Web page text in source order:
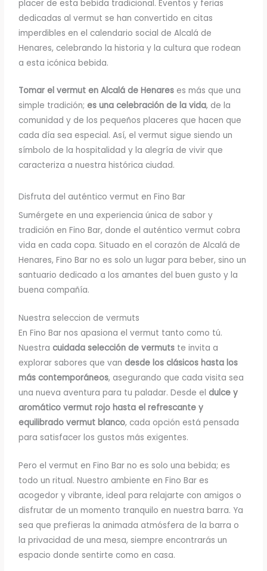
placer de esta bebida tradicional. Eventos y ferias
dedicadas al vermut se han convertido en citas
imperdibles en el calendario social de Alcalá de
Henares, celebrando la historia y la cultura que rodean
a esta icónica bebida.
Tomar el vermut en Alcalá de Henares es más que una
simple tradición; es una celebración de la vida, de la
comunidad y de los pequeños placeres que hacen que
cada día sea especial. Así, el vermut sigue siendo un
símbolo de la hospitalidad y la alegría de vivir que
caracteriza a nuestra histórica ciudad.
Disfruta del auténtico vermut en Fino Bar
Sumérgete en una experiencia única de sabor y
tradición en Fino Bar, donde el auténtico vermut cobra
vida en cada copa. Situado en el corazón de Alcalá de
Henares, Fino Bar no es solo un lugar para beber, sino un
santuario dedicado a los amantes del buen gusto y la
buena compañía.
Nuestra seleccion de vermuts
En Fino Bar nos apasiona el vermut tanto como tú.
Nuestracuidada selección de vermuts te invita a
explorar sabores que vandesde los clásicos hasta los
más contemporáneos, asegurando que cada visita sea
una nueva aventura para tu paladar. Desde eldulce y
aromático vermut rojo hasta el refrescante y
equilibrado vermut blanco, cada opción está pensada
para satisfacer los gustos más exigentes.
Pero el vermut en Fino Bar no es solo una bebida; es
todo un ritual. Nuestro ambiente en Fino Bar es
acogedor y vibrante, ideal para relajarte con amigos o
disfrutar de un momento tranquilo en nuestra barra. Ya
sea que prefieras la animada atmósfera de la barra o
la privacidad de una mesa, siempre encontrarás un
espacio donde sentirte como en casa.